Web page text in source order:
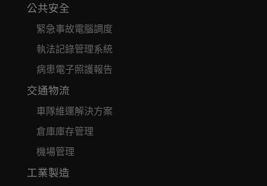
公共安全
緊急事故電腦調度
執法記錄管理系統
病患電子照護報告
交通物流
車隊維運解決方案
倉庫庫存管理
機場管理
工業製造